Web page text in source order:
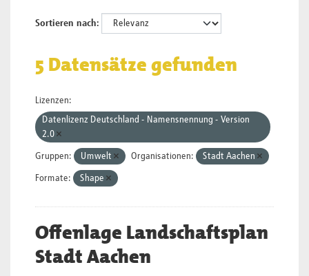
Sortieren nach
5 Datensätze gefunden
Lizenzen:
Datenlizenz Deutschland - Namensnennung - Version
2.0
Gruppen: Umwelt Organisationen: Stadt Aachen
Formate: Shape
Offenlage Landschaftsplan
Stadt Aachen